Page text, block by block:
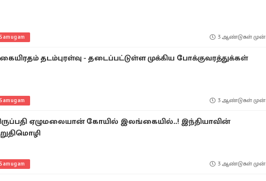
3 ஆண்டுகள் முன்
தடம்புரள்வு - தடைப்பட்டுள்ள முக்கிய போக்குவரத்துக்கள்
3 ஆண்டுகள் முன்
ஏழுமலையான் கோயில் இலங்கையில்..! இந்தியாவின்
3 ஆண்டுகள் முன்